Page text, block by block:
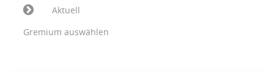
Aktuell
Gremium auswählen